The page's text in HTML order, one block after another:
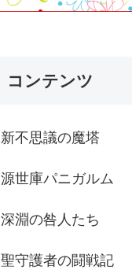
コンテンツ
新不思議の魔塔
源世庫パニガルム
深淵の咎人たち
聖守護者の闘戦記